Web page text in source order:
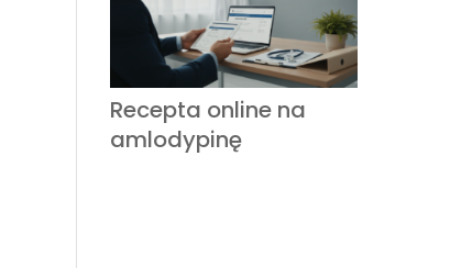
Recepta online na
amlodypinę